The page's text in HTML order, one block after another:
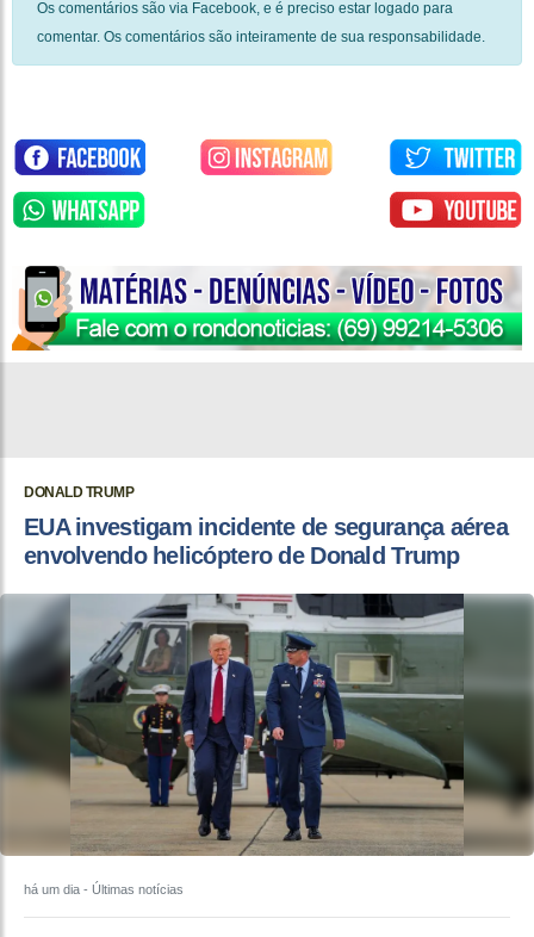
Os comentários são via Facebook, e é preciso estar logado para
comentar. Os comentários são inteiramente de sua responsabilidade.
DONALD TRUMP
EUA investigam incidente de segurança aérea
envolvendo helicóptero de Donald Trump
há um dia - Últimas notícias